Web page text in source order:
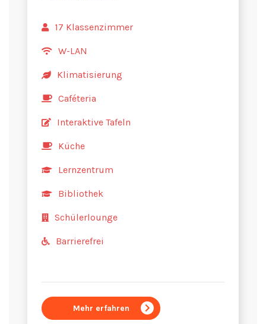
17 Klassenzimmer
W-LAN
Klimatisierung
Caféteria
Interaktive Tafeln
Küche
Lernzentrum
Bibliothek
Schülerlounge
Barrierefrei
Mehr erfahren